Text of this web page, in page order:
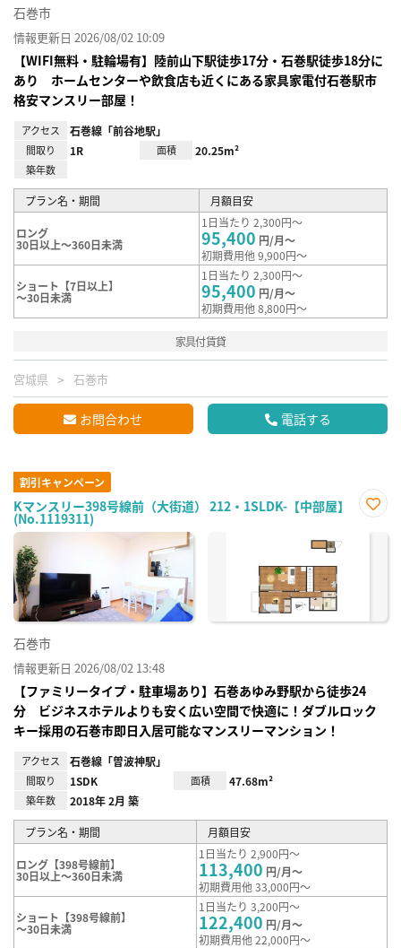
石巻市
情報更新日 2026/08/02 10:09
【WIFI無料・駐輪場有】陸前山下駅徒歩17分・石巻駅徒歩18分に
あり ホームセンターや飲食店も近くにある家具家電付石巻駅市
格安マンスリー部屋！
アクセス 石巻線「前谷地駅」
間取り 1R 面積 20.25m²
築年数
プラン名・期間 月額目安
ロング
30日以上～360日未満
1日当たり 2,300円～
95,400 円/月～
初期費用他 9,900円～
ショート【7日以上】
～30日未満
1日当たり 2,300円～
95,400 円/月～
初期費用他 8,800円～
家具付賃貸
宮城県 石巻市
お問合わせ 電話する
割引キャンペーン
Kマンスリー398号線前（大街道） 212・1SLDK-【中部屋】
(No.1119311)
に入
石巻市
情報更新日 2026/08/02 13:48
【ファミリータイプ・駐車場あり】石巻あゆみ野駅から徒歩24
分 ビジネスホテルよりも安く広い空間で快適に！ダブルロック
キー採用の石巻市即日入居可能なマンスリーマンション！
アクセス 石巻線「曽波神駅」
間取り 1SDK 面積 47.68m²
築年数 2018年 2月 築
プラン名・期間 月額目安
ロング【398号線前】
30日以上～360日未満
1日当たり 2,900円～
113,400 円/月～
初期費用他 33,000円～
ショート【398号線前】
～30日未満
1日当たり 3,200円～
122,400 円/月～
初期費用他 22,000円～